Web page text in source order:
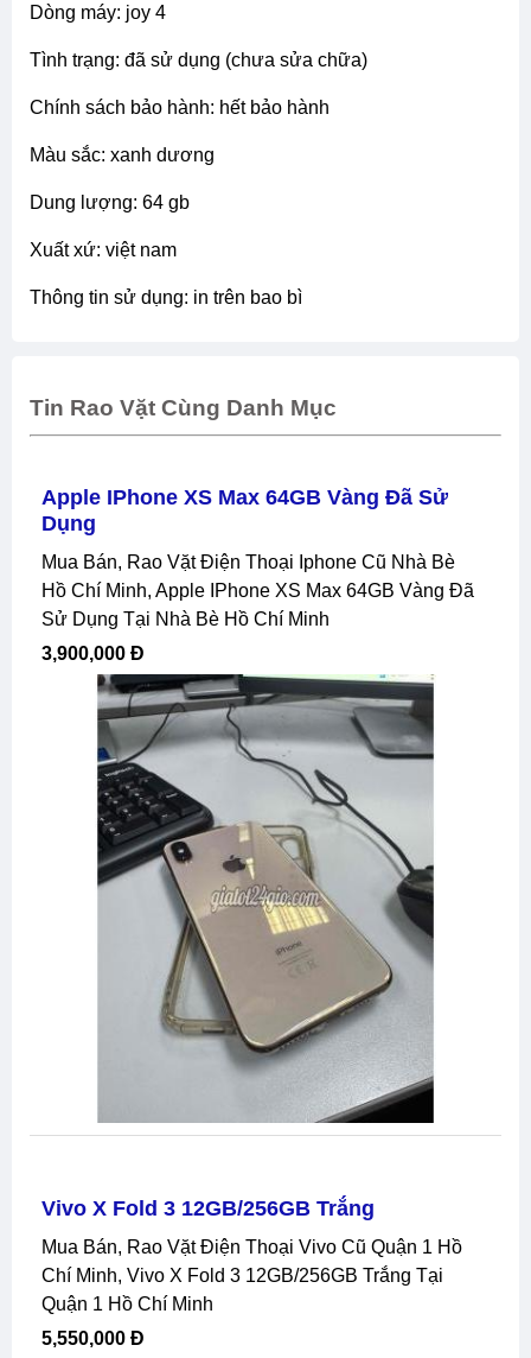
dòng máy: joy 4
tình trạng: đã sử dụng (chưa sửa chữa)
chính sách bảo hành: hết bảo hành
màu sắc: xanh dương
dung lượng: 64 gb
xuất xứ: việt nam
thông tin sử dụng: in trên bao bì
Tin Rao Vặt Cùng Danh Mục
Apple IPhone XS Max 64GB Vàng Đã Sử
Dụng
Mua Bán, Rao Vặt Điện Thoại Iphone Cũ Nhà Bè
Hồ Chí Minh, Apple IPhone XS Max 64GB Vàng Đã
Sử Dụng Tại Nhà Bè Hồ Chí Minh
3,900,000 Đ
Vivo X Fold 3 12GB/256GB Trắng
Mua Bán, Rao Vặt Điện Thoại Vivo Cũ Quận 1 Hồ
Chí Minh, Vivo X Fold 3 12GB/256GB Trắng Tại
Quận 1 Hồ Chí Minh
5,550,000 Đ